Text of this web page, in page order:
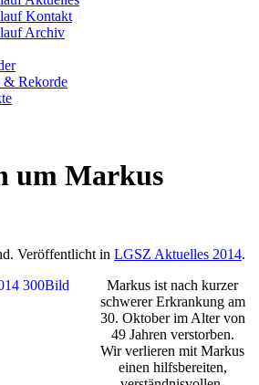
Kontakt
Archiv
& Rekorde
um Markus
Veröffentlicht in LGSZ Aktuelles 2014.
Markus ist nach kurzer
schwerer Erkrankung am
30. Oktober im Alter von
49 Jahren verstorben.
Wir verlieren mit Markus
einen hilfsbereiten,